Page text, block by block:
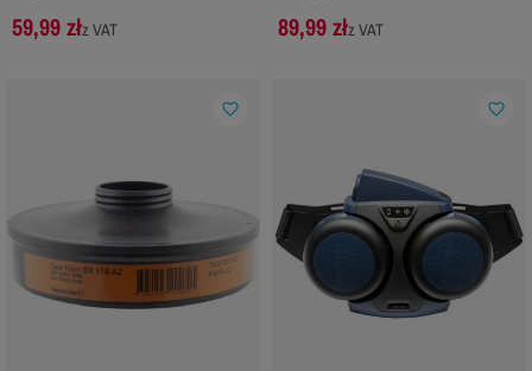
59,99 złz VAT 89,99 złz VAT
favorite_border favorite_border